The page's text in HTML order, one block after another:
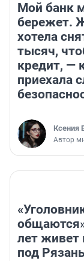
Мой банк
бережет.
хотела
тысяч,
кредит, —
приехала
Ксения
Автор
лет живет
под